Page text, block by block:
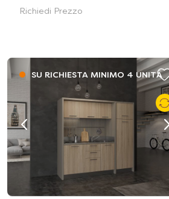
Richiedi Prezzo
SU RICHIESTA MINIMO 4 UNITÁ